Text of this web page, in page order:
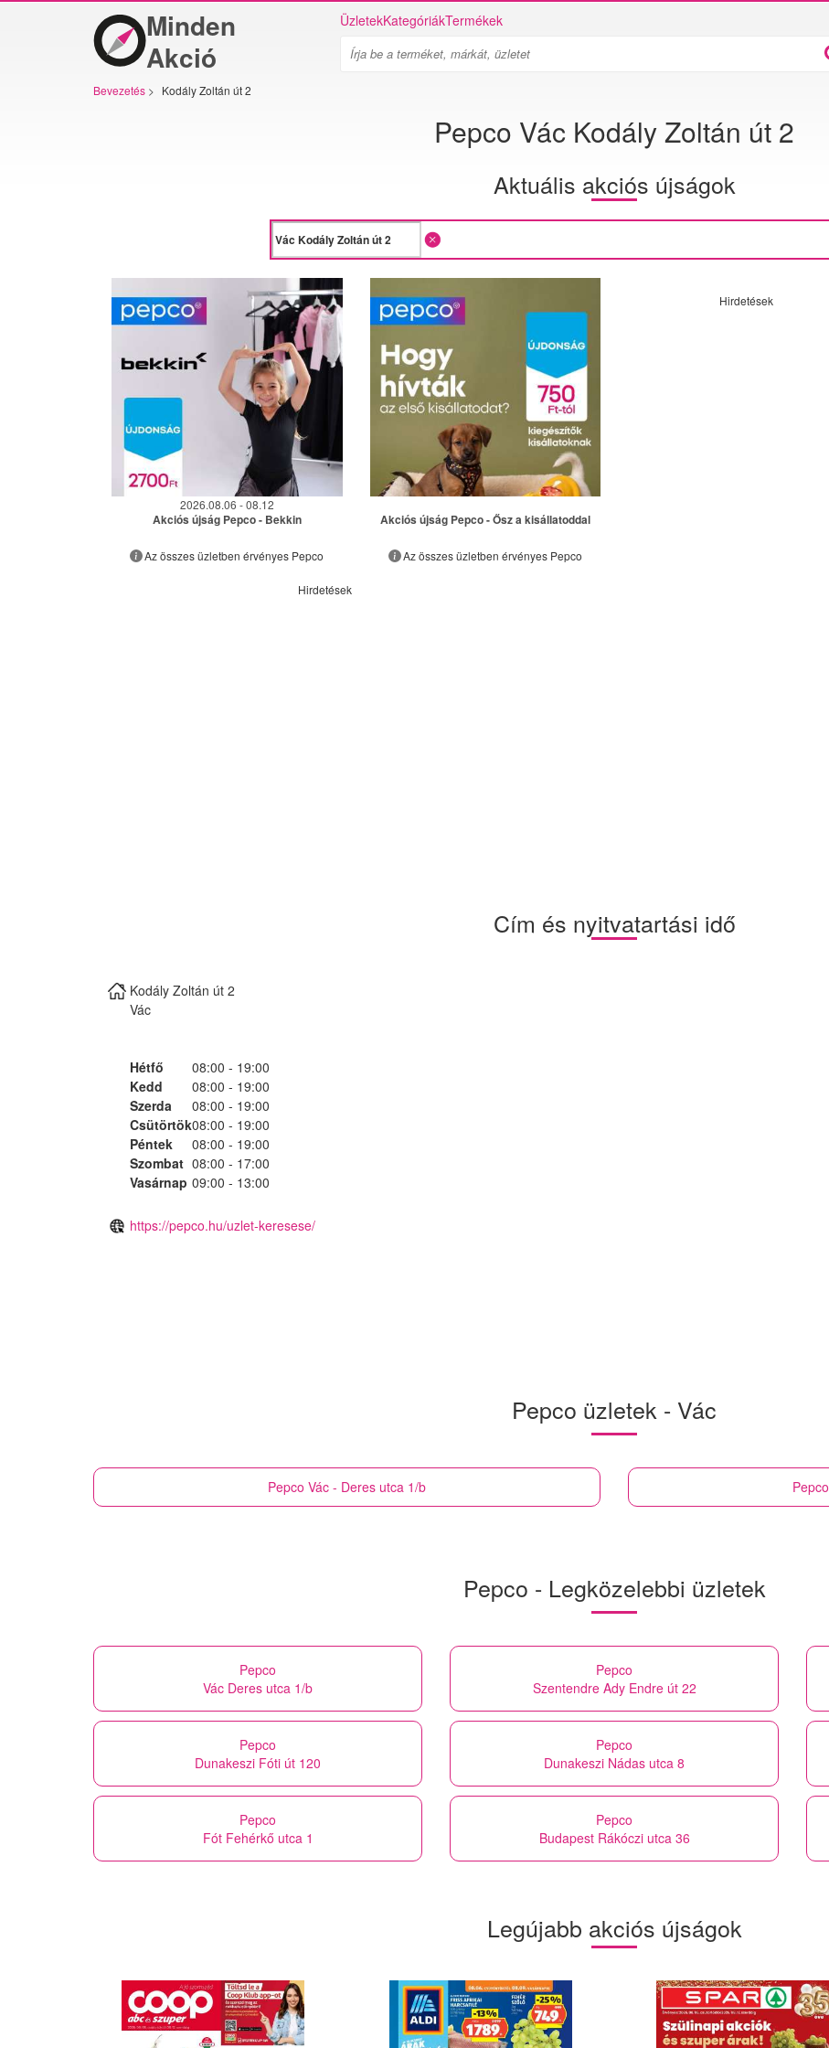
Minden
Akció
ÜzletekKategóriákTermékek
Bevezetés > Kodály Zoltán út 2
Pepco Vác Kodály Zoltán út 2
Aktuális akciós újságok
2026.08.06 - 08.12
Akciós újság Pepco - Bekkin
Az összes üzletben érvényes Pepco
Akciós újság Pepco - Ősz a kisállatoddal
Az összes üzletben érvényes Pepco
Hirdetések
Hirdetések
Cím és nyitvatartási idő
Kodály Zoltán út 2
Vác
Hétfő
08:00 - 19:00
Kedd
08:00 - 19:00
Szerda
08:00 - 19:00
Csütörtök08:00 - 19:00
Péntek
08:00 - 19:00
Szombat 08:00 - 17:00
Vasárnap 09:00 - 13:00
https://pepco.hu/uzlet-keresese/
Pepco üzletek - Vác
Pepco Vác - Deres utca 1/b Pepco
Pepco - Legközelebbi üzletek
Pepco
Vác Deres utca 1/b
Pepco
Szentendre Ady Endre út 22
Pepco
Dunakeszi Fóti út 120
Pepco
Dunakeszi Nádas utca 8
Pepco
Fót Fehérkő utca 1
Pepco
Budapest Rákóczi utca 36
Legújabb akciós újságok